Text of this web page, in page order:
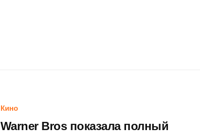
Кино
Warner Bros показала полный